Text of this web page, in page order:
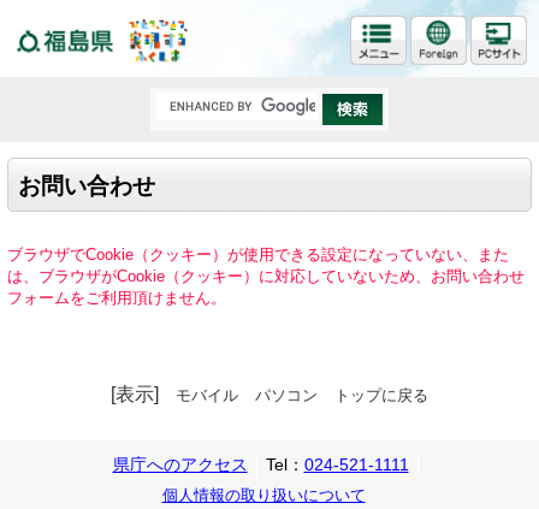
お問い合わせ
ブラウザでCookie（クッキー）が使用できる設定になっていない、また
は、ブラウザがCookie（クッキー）に対応していないため、お問い合わせ
フォームをご利用頂けません。
[表示] モバイル パソコン トップに戻る
県庁へのアクセス Tel： 024-521-1111
個人情報の取り扱いについて